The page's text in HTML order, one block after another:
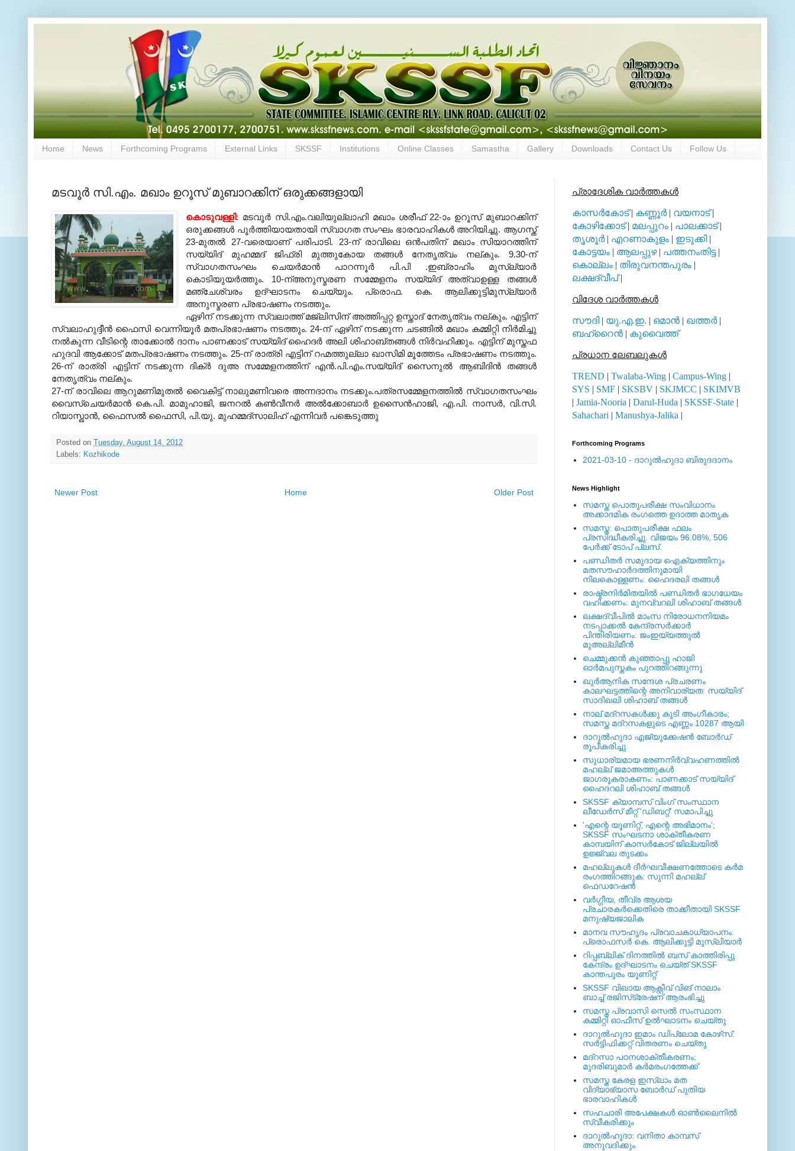
Home News Forthcoming Programs External Links SKSSF Institutions Online Classes Samastha Gallery Downloads Contact Us Follow Us
മടവൂര്‍ സി.എം. മഖാം ഉറൂസ് മുബാറക്കിന് ഒരുക്കങ്ങളായി
കൊടുവള്ളി: മടവൂര്‍ സി.എം.വലിയുല്ലാഹി മഖാം ശരീഫ് 22-ാം ഉറൂസ് മുബാറക്കിന്
ഒരുക്കങ്ങള്‍ പൂര്‍ത്തിയായതായി സ്വാഗത സംഘം ഭാരവാഹികള്‍ അറിയിച്ചു. ആഗസ്ത്
23-മുതല്‍ 27-വരെയാണ് പരിപാടി. 23-ന് രാവിലെ ഒന്‍പതിന് മഖാം സിയാറത്തിന്
സയ്യിദ് മുഹമ്മദ് ജിഫ്രി മുത്തുകോയ തങ്ങള്‍ നേതൃത്വം നല്കും. 9.30-ന്
സ്വാഗതസംഘം ചെയര്‍മാന്‍ പാറന്നൂര്‍ പി.പി .ഇബ്രാഹിം മുസ്‌ല്യാര്‍
കൊടിയുയര്‍ത്തും. 10-ന്അനുസ്മരണ സമ്മേളനം സയ്യിദ് അത്വാഉള്ള തങ്ങള്‍
മഞ്ചേശ്വരം ഉദ്ഘാടനം ചെയ്യും. പ്രൊഫ. കെ. ആലിക്കുട്ടിമുസ്‌ല്യാര്‍
അനുസ്മരണ പ്രഭാഷണം നടത്തും.
ഏഴിന് നടക്കുന്ന സ്വലാത്ത് മജ്‌ലിസിന് അത്തിപ്പറ്റ ഉസ്താദ് നേതൃത്വം നല്കും. എട്ടിന്
സ്വലാഹുദ്ദീന്‍ ഫൈസി വെന്നിയൂര്‍ മതപ്രഭാഷണം നടത്തും. 24-ന് ഏഴിന് നടക്കുന്ന ചടങ്ങില്‍ മഖാം കമ്മിറ്റി നിര്‍മിച്ചു
നല്‍കുന്ന വീടിന്റെ താക്കോല്‍ ദാനം പാണക്കാട് സയ്യിദ് ഹൈദര്‍ അലി ശിഹാബ്തങ്ങള്‍ നിര്‍വഹിക്കും. എട്ടിന് മുസ്തഫ
ഹുദവി ആക്കോട് മതപ്രഭാഷണം നടത്തും. 25-ന് രാത്രി എട്ടിന് റഹ്മത്തുല്ലാ ഖാസിമി മൂത്തേടം പ്രഭാഷണം നടത്തും.
26-ന് രാത്രി എട്ടിന് നടക്കുന്ന ദിക്ര്‍ ദുഅ സമ്മേളനത്തിന് എന്‍.പി.എം.സയ്യിദ് സൈനുല്‍ ആബിദിന്‍ തങ്ങള്‍
നേതൃത്വം നല്കും.
27-ന് രാവിലെ ആറുമണിമുതല്‍ വൈകിട്ട് നാലുമണിവരെ അന്നദാനം നടക്കും.പത്രസമ്മേളനത്തില്‍ സ്വാഗതസംഘം
വൈസ്‌ചെയര്‍മാന്‍ കെ.പി. മാമുഹാജി, ജനറല്‍ കണ്‍വീനര്‍ അല്‍ക്കോബാര്‍ ഉസൈന്‍ഹാജി, എ.പി. നാസര്‍, വി.സി.
റിയാസ്ഖാന്‍, ഫൈസല്‍ ഫൈസി, പി.യു. മുഹമ്മദ്‌സാലിഹ് എന്നിവര്‍ പങ്കെടുത്തു
Posted on Tuesday, August 14, 2012
Labels: Kozhikode
Newer Post Older Post
Home
പ്രാദേശിക വാര്‍ത്തകള്‍
കാസര്‍കോട്| കണ്ണൂര്‍| വയനാട്|
കോഴിക്കോട്| മലപ്പുറം | പാലക്കാട്|
തൃശൂര്‍| എറണാകുളം | ഇടുക്കി|
കോട്ടയം | ആലപ്പുഴ| പത്തനംതിട്ട|
കൊല്ലം | തിരുവനന്തപുരം |
ലക്ഷദ്വീപ്|
വിദേശ വാര്‍ത്തകള്‍
സൗദി| യു.എ.ഇ. | ഒമാന്‍ | ഖത്തര്‍|
ബഹ്റൈന്‍ | കുവൈത്ത്
പ്രധാന ലേബലുകള്‍
TREND | Twalaba-Wing | Campus-Wing |
SYS | SMF | SKSBV | SKJMCC | SKIMVB
| Jamia-Nooria | Darul-Huda | SKSSF-State |
Sahachari | Manushya-Jalika |
Forthcoming Programs
2021-03-10 - ദാറുല്‍ഹുദാ ബിരുദദാനം
News Highlight
സമസ്ത പൊതുപരീക്ഷ സംവിധാനം
അക്കാദമിക രംഗത്തെ ഉദാത്ത മാതൃക
സമസ്ത: പൊതുപരീക്ഷ ഫലം
പ്രസിദ്ധീകരിച്ചു. വിജയം 96.08%, 506
പേര്‍ക്ക് ടോപ് പ്ലസ്.
പണ്ഡിതര്‍ സമുദായ ഐക്യത്തിനും
മതസൗഹാര്‍ദത്തിനുമായി
നിലകൊള്ളണം: ഹൈദരലി തങ്ങള്‍
രാഷ്ട്രനിര്‍മിതയില്‍ പണ്ഡിതര്‍ ഭാഗധേയം
വഹിക്കണം: മുനവ്വറലി ശിഹാബ് തങ്ങള്‍
ലക്ഷദ്വീപില്‍ മാംസ നിരോധനനിയമം
നടപ്പാക്കല്‍ കേന്ദ്രസര്‍ക്കാര്‍
പിന്തിരിയണം: ജംഇയ്യത്തുല്‍
മുഅല്ലിമീന്‍
ചെമ്മുക്കന്‍ കുഞ്ഞാപ്പു ഹാജി
ഓര്‍മപുസ്തകം പുറത്തിറങ്ങുന്നു
ഖുര്‍ആനിക സന്ദേശ പ്രചരണം
കാലഘട്ടത്തിന്റെ അനിവാര്യത: സയ്യിദ്
സാദിഖലി ശിഹാബ് തങ്ങള്‍
നാല് മദ്‌റസകള്‍ക്കു കൂടി അംഗീകാരം;
സമസ്ത മദ്‌റസകളുടെ എണ്ണം 10287 ആയി
ദാറുല്‍ഹുദാ എജ്യുക്കേഷന്‍ ബോര്‍ഡ്
രൂപീകരിച്ചു
സുധാര്യമായ ഭരണനിര്‍വ്വഹണത്തില്‍
മഹല്ല് ജമാഅത്തുകള്‍
ജാഗരൂകരാകണം: പാണക്കാട് സയ്യിദ്
ഹൈദറലി ശിഹാബ് തങ്ങള്‍
SKSSF ക്യാമ്പസ് വിംഗ് സംസ്ഥാന
ലീഡേർസ് മീറ്റ് 'ഡിബറ്റ്' സമാപിച്ചു
'എന്റെ യൂണിറ്റ്, എന്റെ അഭിമാനം';
SKSSF സംഘടനാ ശാക്തീകരണ
കാമ്പയിന് കാസര്‍കോട് ജില്ലയില്‍
ഉജ്ജ്വല തുടക്കം
മഹല്ലുകള്‍ ദീര്‍ഘവീക്ഷണത്തോടെ കര്‍മ
രംഗത്തിറങ്ങുക: സുന്നി മഹല്ല്
ഫെഡറേഷന്‍
വര്‍ഗ്ഗീയ, തീവ്ര ആശയ
പ്രചാരകര്‍ക്കെതിരെ താക്കീതായി SKSSF
മനുഷ്യജാലിക
മാനവ സൗഹൃദം പ്രവാചകാധ്യാപനം:
പ്രൊഫസർ കെ. ആലിക്കുട്ടി മുസ്ലിയാർ
റിപ്പബ്ലിക് ദിനത്തില്‍ ബസ് കാത്തിരിപ്പു
കേന്ദ്രം ഉദ്ഘാടനം ചെയ്ത്‌ SKSSF
കാന്തപുരം യൂണിറ്റ്
SKSSF വിഖായ ആക്റ്റീവ് വിങ് നാലാം
ബാച്ച് രജിസ്‌ട്രേഷന് ആരംഭിച്ചു
സമസ്ത പ്രവാസി സെല്‍ സംസ്ഥാന
കമ്മിറ്റി ഓഫീസ് ഉല്‍ഘാടനം ചെയ്തു
ദാറുല്‍ഹുദാ ഇമാം ഡിപ്ലോമ കോഴ്‌സ്:
സര്‍ട്ടിഫിക്കറ്റ് വിതരണം ചെയ്തു
മദ്‌റസാ പഠനശാക്തീകരണം;
മുദരിബുമാര്‍ കര്‍മരംഗത്തേക്ക്
സമസ്ത കേരള ഇസ്ലാം മത
വിദ്യാഭ്യാസ ബോര്‍ഡ് പുതിയ
ഭാരവാഹികള്‍
സഹചാരി അപേക്ഷകൾ ഓൺലൈനിൽ
സ്വീകരിക്കും
ദാറുല്‍ഹുദാ: വനിതാ കാമ്പസ്
അനുവദിക്കും